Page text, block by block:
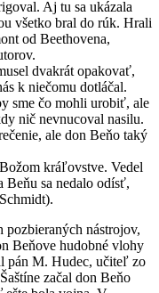
Aj tu sa ukázala
všetko bral do rúk. Hrali
od Beethovena,
dvakrát opakovať,
k niečomu dotláčal.
sme čo mohli urobiť, ale
nič nevnucoval nasilu.
ale don Beňo taký
kráľovstve. Vedel
sa nedalo odísť,
pozbieraných nástrojov,
Beňove hudobné vlohy
pán M. Hudec, učiteľ zo
začal don Beňo